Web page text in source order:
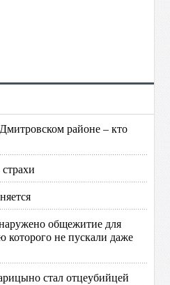
районе – кто
общежитие для
которого не пускали даже
стал отцеубийцей